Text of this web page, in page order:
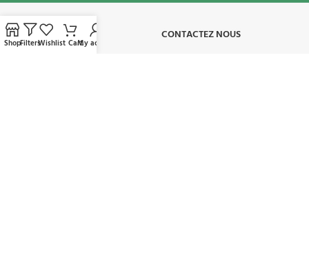
À PROPOS​ CONTACTEZ NOUS
ShopFiltersWishlist CartMy account